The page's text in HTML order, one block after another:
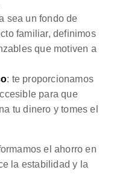
sea un fondo de
familiar, definimos
que motiven a
: te proporcionamos
para que
tu dinero y tomes el
el ahorro en
la estabilidad y la